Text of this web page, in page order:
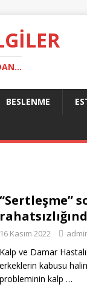
BESLENME
“Sertleşme”
16 Kasım 2022
Kalp ve Damar
erkeklerin kabusu
probleminin kalp …